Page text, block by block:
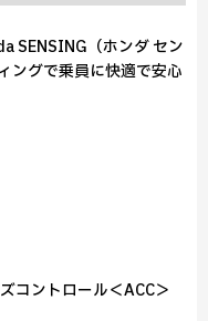
SENSING（ホンダ セン
ングで乗員に快適で安心
コントロール＜ACC＞